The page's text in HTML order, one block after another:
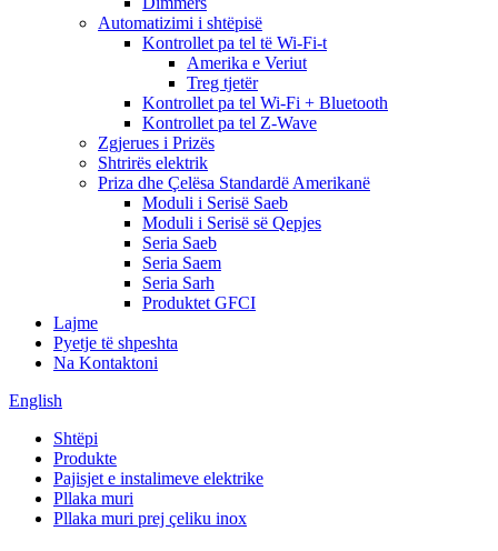
Automatizimi i shtëpisë
Kontrollet pa tel të Wi-Fi-t
Amerika e Veriut
Treg tjetër
Kontrollet pa tel Wi-Fi + Bluetooth
Kontrollet pa tel Z-Wave
Zgjerues i Prizës
Shtrirës elektrik
Priza dhe Çelësa Standardë Amerikanë
Moduli i Serisë Saeb
Moduli i Serisë së Qepjes
Seria Saeb
Seria Saem
Seria Sarh
Produktet GFCI
Lajme
Pyetje të shpeshta
Na Kontaktoni
English
Shtëpi
Produkte
Pajisjet e instalimeve elektrike
Pllaka muri
Pllaka muri prej çeliku inox